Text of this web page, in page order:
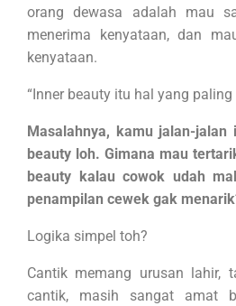
orang dewasa adalah mau
menerima kenyataan, dan
kenyataan.
“Inner beauty itu hal yang paling
Masalahnya, kamu jalan-
beauty loh. Gimana mau
beauty kalau cowok udah
penampilan cewek gak
Logika simpel toh?
Cantik memang urusan lahir,
cantik, masih sangat amat